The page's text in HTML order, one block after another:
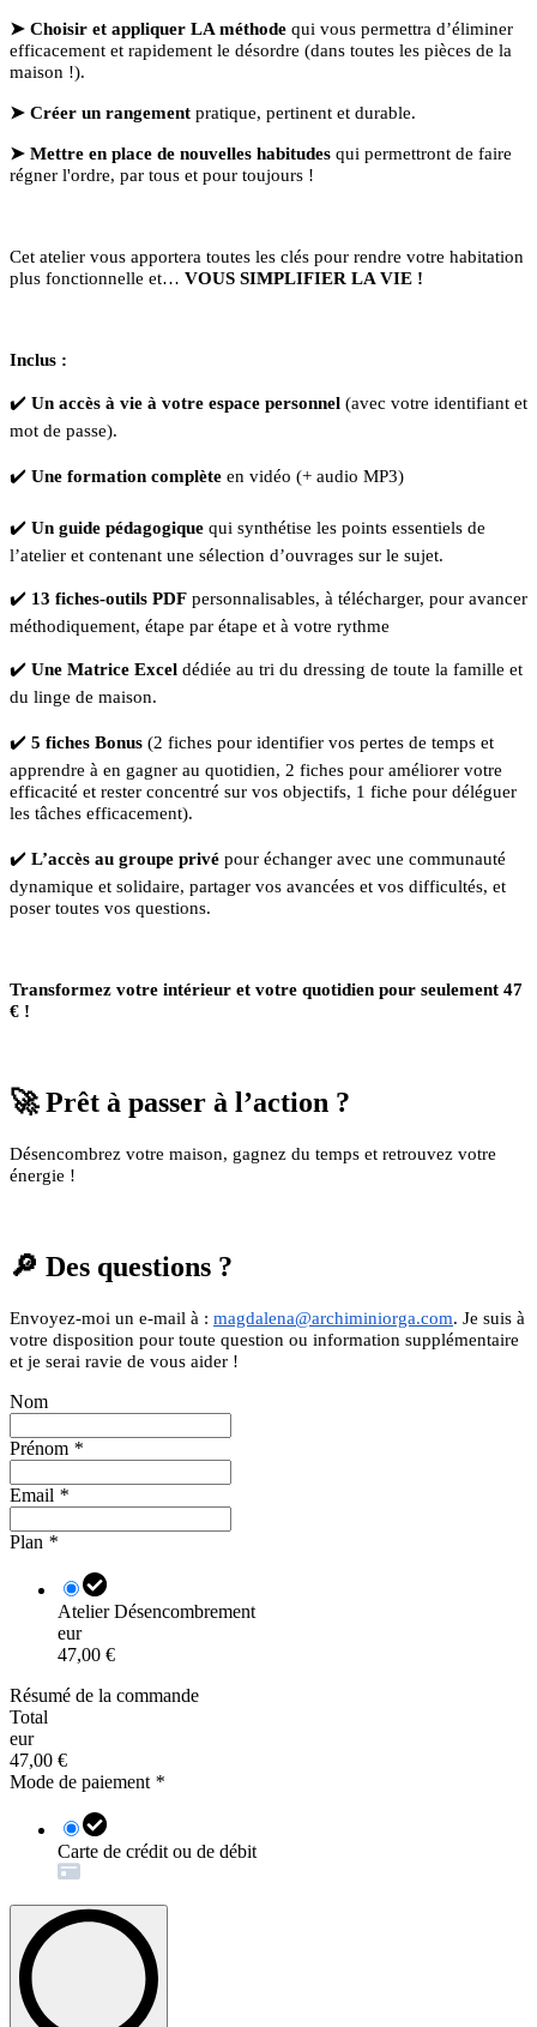
➤ Choisir et appliquer LA méthode qui vous permettra d’éliminer
efficacement et rapidement le désordre (dans toutes les pièces de la
maison !).
➤ Créer un rangement pratique, pertinent et durable.
➤ Mettre en place de nouvelles habitudes qui permettront de faire
régner l'ordre, par tous et pour toujours !
Cet atelier vous apportera toutes les clés pour rendre votre habitation
plus fonctionnelle et… VOUS SIMPLIFIER LA VIE !
Inclus :
✔️ Un accès à vie à votre espace personnel (avec votre identifiant et
mot de passe).
✔️ Une formation complète en vidéo (+ audio MP3)
✔️ Un guide pédagogique qui synthétise les points essentiels de
l’atelier et contenant une sélection d’ouvrages sur le sujet.
✔️ 13 fiches-outils PDF personnalisables, à télécharger, pour avancer
méthodiquement, étape par étape et à votre rythme
✔️ Une Matrice Excel dédiée au tri du dressing de toute la famille et
du linge de maison.
✔️ 5 fiches Bonus (2 fiches pour identifier vos pertes de temps et
apprendre à en gagner au quotidien, 2 fiches pour améliorer votre
efficacité et rester concentré sur vos objectifs, 1 fiche pour déléguer
les tâches efficacement).
✔️ L’accès au groupe privé pour échanger avec une communauté
dynamique et solidaire, partager vos avancées et vos difficultés, et
poser toutes vos questions.
Transformez votre intérieur et votre quotidien pour seulement 47
€ !
🚀 Prêt à passer à l’action ?
Désencombrez votre maison, gagnez du temps et retrouvez votre
énergie !
🔎 Des questions ?
Envoyez-moi un e-mail à : magdalena@archiminiorga.com. Je suis à
votre disposition pour toute question ou information supplémentaire
et je serai ravie de vous aider !
Nom
Prénom *
Email *
Plan *
Atelier Désencombrement
eur
47,00 €
Résumé de la commande
Total
eur
47,00 €
Mode de paiement *
Carte de crédit ou de débit